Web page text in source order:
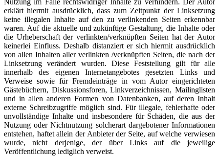
erklärt hiermit ausdrücklich, dass zum Zeitpunkt der Linksetzung
keine illegalen Inhalte auf den zu verlinkenden Seiten erkennbar
waren. Auf die aktuelle und zukünftige Gestaltung, die Inhalte oder
die Urheberschaft der verlinkten/verknüpften Seiten hat der Autor
keinerlei Einfluss. Deshalb distanziert er sich hiermit ausdrücklich
von allen Inhalten aller verlinkten /verknüpften Seiten, die nach der
Linksetzung verändert wurden. Diese Feststellung gilt für alle
innerhalb des eigenen Internetangebotes gesetzten Links und
Verweise sowie für Fremdeinträge in vom Autor eingerichteten
Gästebüchern, Diskussionsforen, Linkverzeichnissen, Mailinglisten
und in allen anderen Formen von Datenbanken, auf deren Inhalt
externe Schreibzugriffe möglich sind. Für illegale, fehlerhafte oder
unvollständige Inhalte und insbesondere für Schäden, die aus der
Nutzung oder Nichtnutzung solcherart dargebotener Informationen
entstehen, haftet allein der Anbieter der Seite, auf welche verwiesen
wurde, nicht derjenige, der über Links auf die jeweilige
Veröffentlichung lediglich verweist.